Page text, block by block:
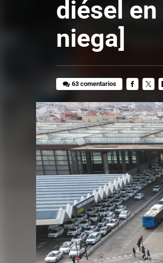
diésel
niega]
63 comentarios